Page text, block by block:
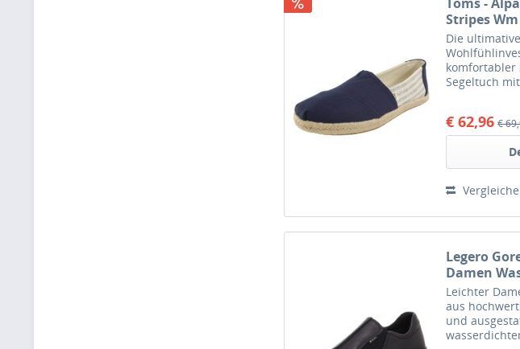
Stripes
Espadrilles
(Navy
Die ultimative
komfortabler
Segeltuch
Obermaterial
Toms
€ 62,96 €
Legero
Damen
Leichter
aus
und